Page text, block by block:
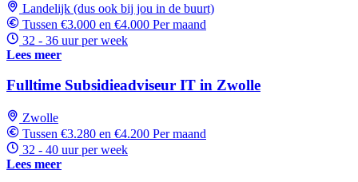
Landelijk (dus ook bij jou in de buurt)
Tussen €3.000 en €4.000 Per maand
32 - 36 uur per week
Lees meer
Fulltime Subsidieadviseur IT in Zwolle
Zwolle
Tussen €3.280 en €4.200 Per maand
32 - 40 uur per week
Lees meer